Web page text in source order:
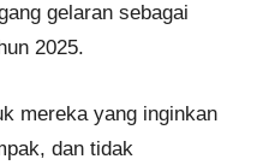
gelaran sebagai
2025.
mereka yang inginkan
dan tidak